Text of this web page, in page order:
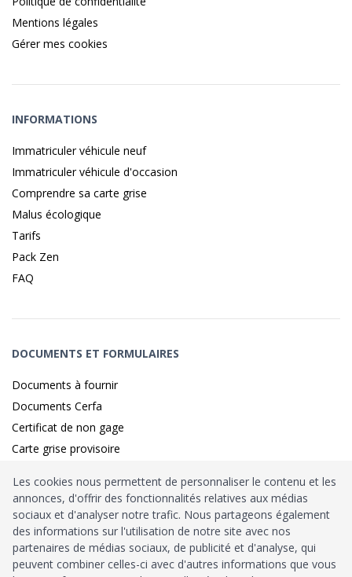
Mentions légales
Gérer mes cookies
INFORMATIONS
Immatriculer véhicule neuf
Immatriculer véhicule d'occasion
Comprendre sa carte grise
Malus écologique
Tarifs
Pack Zen
FAQ
DOCUMENTS ET FORMULAIRES
Documents à fournir
Documents Cerfa
Certificat de non gage
Carte grise provisoire
Identité sécurisé parFranceConnect
Habilitation Ministère de l’Intérieur : n°212900
Les cookies nous permettent de personnaliser le contenu et les
annonces, d'offrir des fonctionnalités relatives aux médias
sociaux et d'analyser notre trafic. Nous partageons également
des informations sur l'utilisation de notre site avec nos
partenaires de médias sociaux, de publicité et d'analyse, qui
peuvent combiner celles-ci avec d'autres informations que vous